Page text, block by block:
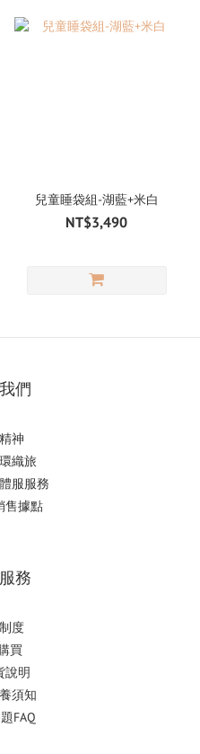
兒童睡袋組-湖藍+米白
NT$3,490
們
神
織旅
服服務
售據點
務
度
買
說明
須知
FAQ